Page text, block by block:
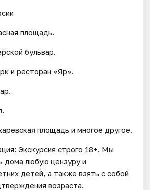
площадь.
бульвар.
и ресторан «Яр».
площадь и многое другое.
Экскурсия строго 18+. Мы
дома любую цензуру и
детей, а также взять с собой
возраста.